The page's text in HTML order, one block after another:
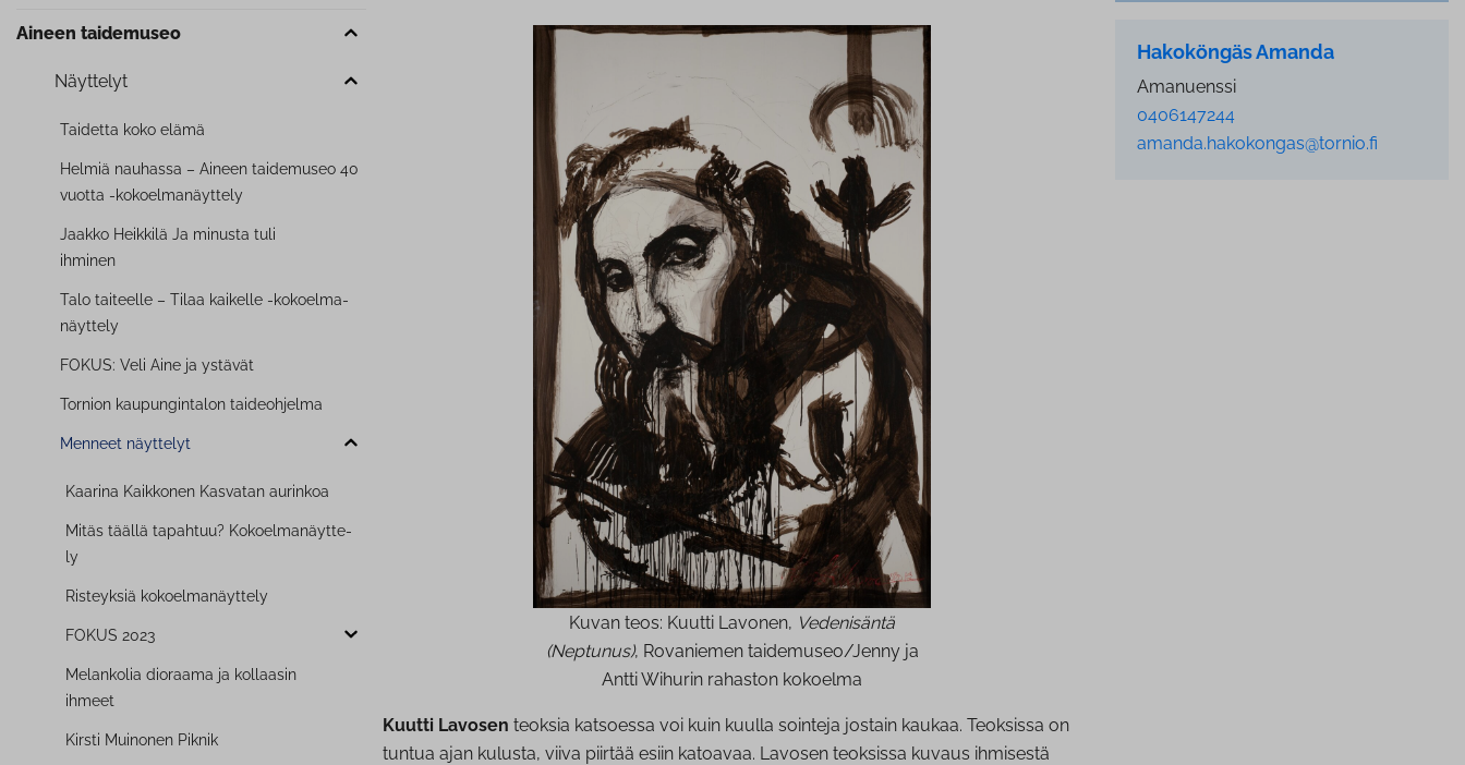
Aineen taidemuseo
Näyttelyt
Taidetta koko elämä
Helmiä nauhassa – Aineen taidemuseo 40
vuotta -ko­koel­ma­näyt­te­ly
Jaakko Heikkilä Ja minusta tuli
ihminen
Talo taiteelle – Tilaa kaikelle -ko­koel­ma­
näyt­te­ly
FOKUS: Veli Aine ja ystävät
Tornion kau­pun­gin­ta­lon tai­deoh­jel­ma
Menneet näyttelyt
Kaarina Kaikkonen Kasvatan aurinkoa
Mitäs täällä tapahtuu? Ko­koel­ma­näyt­te­
ly
Risteyksiä ko­koel­ma­näyt­te­ly
FOKUS 2023
Melankolia dioraama ja kollaasin
ihmeet
Kirsti Muinonen Piknik
Kuvan teos: Kuutti Lavonen, Vedenisäntä
(Neptunus), Rovaniemen taidemuseo/Jenny ja
Antti Wihurin rahaston kokoelma
Kuutti Lavosen teoksia katsoessa voi kuin kuulla sointeja jostain kaukaa. Teoksissa on
tuntua ajan kulusta, viiva piirtää esiin katoavaa. Lavosen teoksissa kuvaus ihmisestä
Hakoköngäs Amanda
Amanuenssi
0406147244
amanda.hakokongas@tornio.fi